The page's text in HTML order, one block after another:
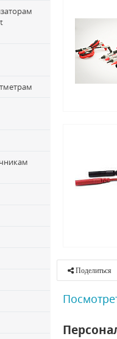
Поделиться